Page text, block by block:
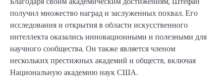
получил множество наград и заслуженных похвал. Его
исследования и открытия в области искусственного
интеллекта оказались инновационными и полезными для
научного сообщества. Он также является членом
нескольких престижных академий и обществ, включая
Национальную академию наук США.